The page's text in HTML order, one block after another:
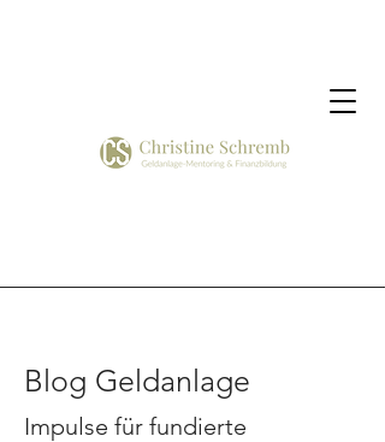
Blog Geldanlage
Impulse für fundierte